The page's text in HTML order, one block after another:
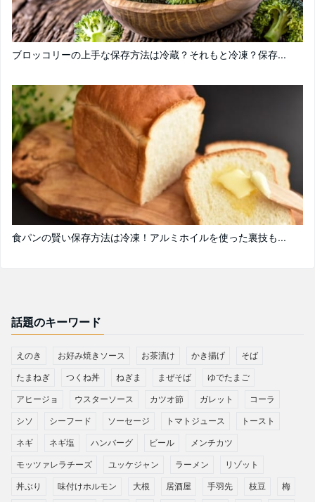
ブロッコリーの上手な保存方法は冷蔵？それもと冷凍？保存...
食パンの賢い保存方法は冷凍！アルミホイルを使った裏技も...
話題のキーワード
えのき お好み焼きソース お茶漬け かき揚げ そば
たまねぎ つくね丼 ねぎま まぜそば ゆでたまご
アヒージョ ウスターソース カツオ節 ガレット コーラ
シソ シーフード ソーセージ トマトジュース トースト
ネギ ネギ塩 ハンバーグ ビール メンチカツ
モッツァレラチーズ ユッケジャン ラーメン リゾット
丼ぶり 味付けホルモン 大根 居酒屋 手羽先 枝豆 梅